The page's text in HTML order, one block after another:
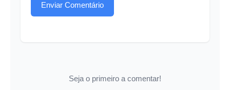
Enviar Comentário
Seja o primeiro a comentar!